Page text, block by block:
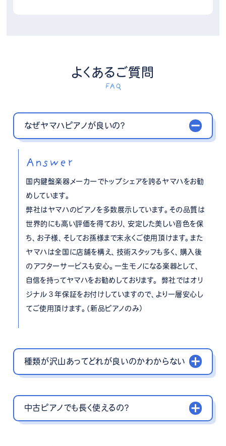
よくあるご質問
FAQ
なぜヤマハピアノが良いの？
Answer
国内鍵盤楽器メーカーでトップシェアを誇るヤマハをお勧
めしています。
弊社はヤマハのピアノを多数展示しています。その品質は
世界的にも高い評価を得ており、安定した美しい音色を保
ち、お子様、そしてお孫様まで末永くご使用頂けます。また
ヤマハは全国に店舗を構え、技術スタッフも多く、購入後
のアフターサービスも安心。一生モノになる楽器として、
自信を持ってヤマハをお勧めしております。 弊社ではオリ
ジナル３年保証をお付けしていますので、より一層安心し
てご使用頂けます。（新品ピアノのみ）
種類が沢山あってどれが良いのかわからない
中古ピアノでも長く使えるの？